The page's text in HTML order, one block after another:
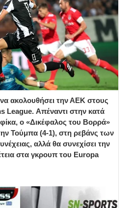
ακολουθήσει την ΑΕΚ στους
League. Απέναντι στην κατά
ο «Δικέφαλος του Βορρά»
Τούμπα (4-1), στη ρεβάνς των
αλλά θα συνεχίσει την
στα γκρουπ του Europa